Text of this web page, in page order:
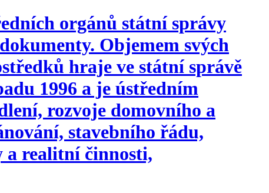
orgánů státní správy
Objemem svých
hraje ve státní správě
1996 a je ústředním
rozvoje domovního a
stavebního řádu,
a realitní činnosti,